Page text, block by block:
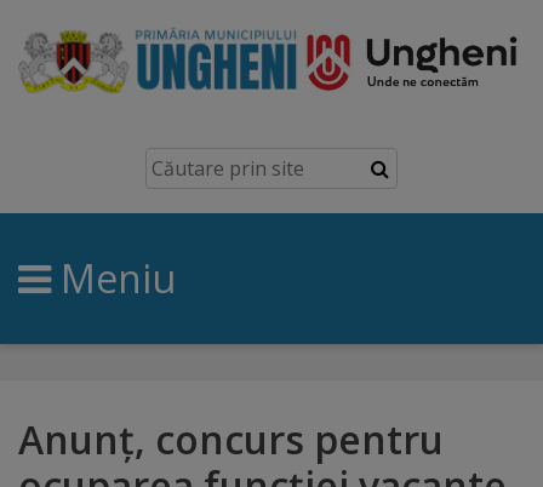
Ungheni
Prezentare
generală
Simbolurile
brand
Meniu
Anunţ, concurs pentru